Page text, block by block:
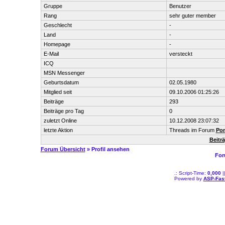
Gruppe
Benutzer
Rang
sehr guter member
Geschlecht
-
Land
-
Homepage
-
E-Mail
versteckt
ICQ
MSN Messenger
Geburtsdatum
02.05.1980
Mitglied seit
09.10.2006 01:25:26
Beiträge
293
Beiträge pro Tag
0
zuletzt Online
10.12.2008 23:07:32
letzte Aktion
Threads im Forum
Forum Übersicht» Profil ansehen
.: Script-Time: 0,000||
Powered by ASP-